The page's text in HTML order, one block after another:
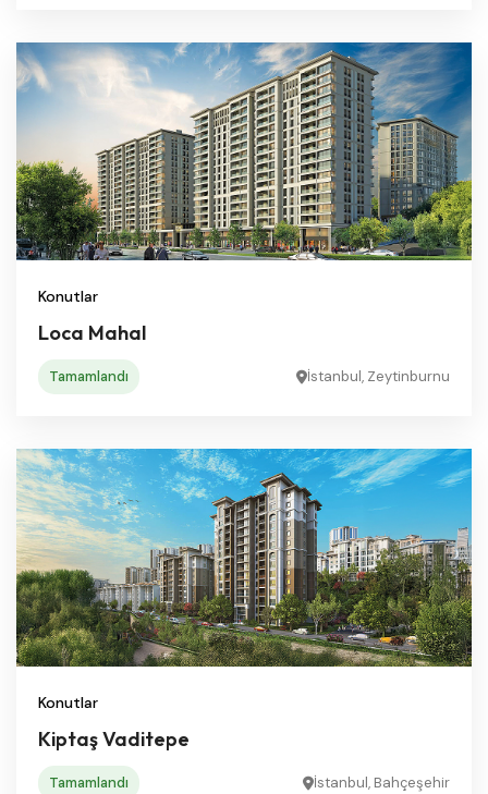
Konutlar
Loca Mahal
Tamamlandı İstanbul, Zeytinburnu
Konutlar
Kiptaş Vaditepe
Tamamlandı İstanbul, Bahçeşehir